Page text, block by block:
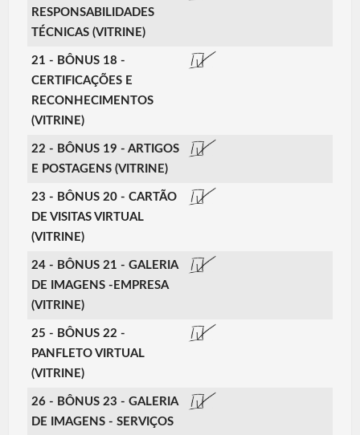
RESPONSABILIDADES
TÉCNICAS (VITRINE)
21 - BÔNUS 18 -
CERTIFICAÇÕES E
RECONHECIMENTOS
(VITRINE)
22 - BÔNUS 19 - ARTIGOS
E POSTAGENS (VITRINE)
23 - BÔNUS 20 - CARTÃO
DE VISITAS VIRTUAL
(VITRINE)
24 - BÔNUS 21 - GALERIA
DE IMAGENS -EMPRESA
(VITRINE)
25 - BÔNUS 22 -
PANFLETO VIRTUAL
(VITRINE)
26 - BÔNUS 23 - GALERIA
DE IMAGENS - SERVIÇOS